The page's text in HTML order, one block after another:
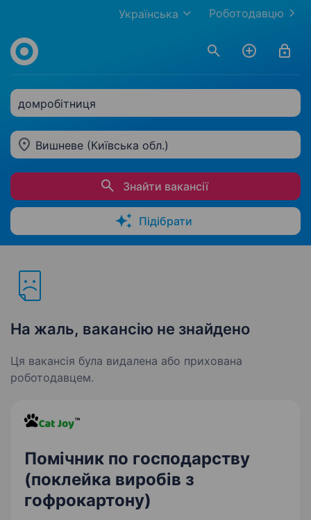
Роботодавцю
Українська
домробітниця
Вишневе (Київська обл.)
Знайти вакансії
Підібрати
На жаль, вакансію не знайдено
Ця вакансія була видалена або прихована
роботодавцем.
Помічник по господарству
(поклейка виробів з
гофрокартону)